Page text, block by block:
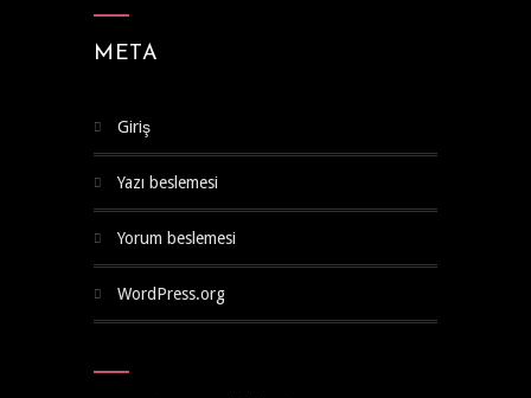
META
Giriş
Yazı beslemesi
Yorum beslemesi
WordPress.org